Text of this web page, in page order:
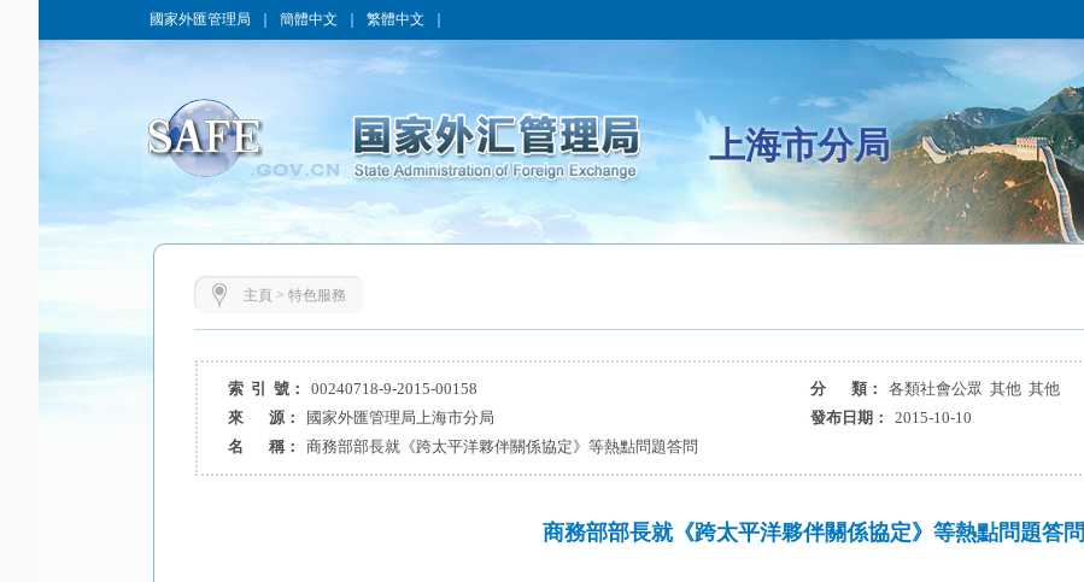
國家外匯管理局 簡體中文 繁體中文
上海市分局
主頁 > 特色服務
索 引 號： 00240718-9-2015-00158 分 類：
各類社會公眾 其他 其他
來 源：
國家外匯管理局上海市分局 發布日期：
2015-10-10
名 稱：
商務部部長就《跨太平洋夥伴關係協定》等熱點問題答問
商務部部長就《跨太平洋夥伴關係協定》等熱點問題答問